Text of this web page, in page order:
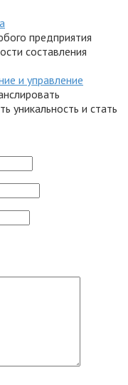
предприятия
составления
и управление
уникальность и стать